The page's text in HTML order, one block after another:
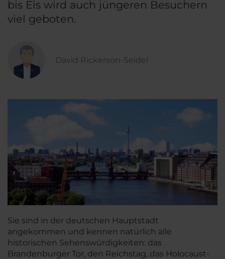
bis Eis wird auch jüngeren Besuchern
viel geboten.
David Rickerson-Seidel
Sie sind in der deutschen Hauptstadt
angekommen und kennen natürlich alle
historischen Sehenswürdigkeiten: das
Brandenburger Tor, den Reichstag, das Holocaust-